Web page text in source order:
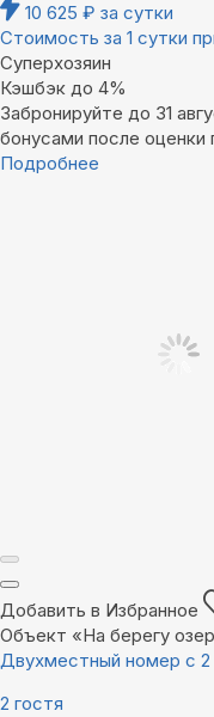
10 625 ₽ за сутки
Стоимость за 1 сутки
Суперхозяин
Кэшбэк до 4%
Забронируйте до 31
бонусами после оценки
Подробнее
Добавить в Избранное
Объект «На берегу
Двухместный номер с
2 гостя